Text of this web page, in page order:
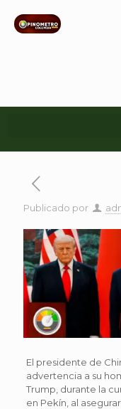
Publicado por
El presidente de
advertencia a su
Trump, durante la
en Pekín, al